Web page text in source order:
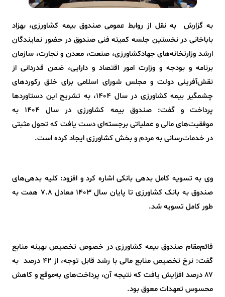
به گزارش به نقل از روابط عمومی صندوق بیمه کشاورزی، بهزاد
باباخانی در نخستین جلسه کمیته فنی صندوق در حضور نمایندگان
ارشد وزارتخانه‌های جهادکشاورزی، صنعت، معدن و تجارت، سازمان
برنامه و بودجه و وزارت امور اقتصاد و دارایی، ضمن قدردانی از
نقش‌آفرینی دولت و مجلس شورای اسلامی برای خلق رکوردهای
چشمگیر بیمه کشاورزی در سال ۱۴۰۴، به تشریح این دستاوردها
پرداخت و گفت: صندوق بیمه کشاورزی در سال 1404 به
موفقیت‌های مالی و عملیاتی برجسته‌ای دست یافت که تحول مثبتی
در خدمات‌رسانی به مردم و بخش کشاورزی ایجاد کرده است.
وی به تسویه کامل بدهی بانکی اشاره کرد و افزود: کلیه بدهی‌های
صندوق به بانک کشاورزی تا پایان سال ۱۴۰۳ معادل ۷.۸ همت به
طور کامل تسویه شد.
قائم‌مقام صندوق بیمه کشاورزی در خصوص تخصیص بهینه منابع
گفت: نرخ تخصیص منابع مالی با رشد قابل توجه، از ۴۲ درصد به
۸۷ درصد افزایش یافت که نتیجه آن، پرداخت‌های به‌موقع و کاهش
محسوس تعهدات معوق بود.